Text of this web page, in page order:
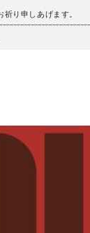
り申しあげます。